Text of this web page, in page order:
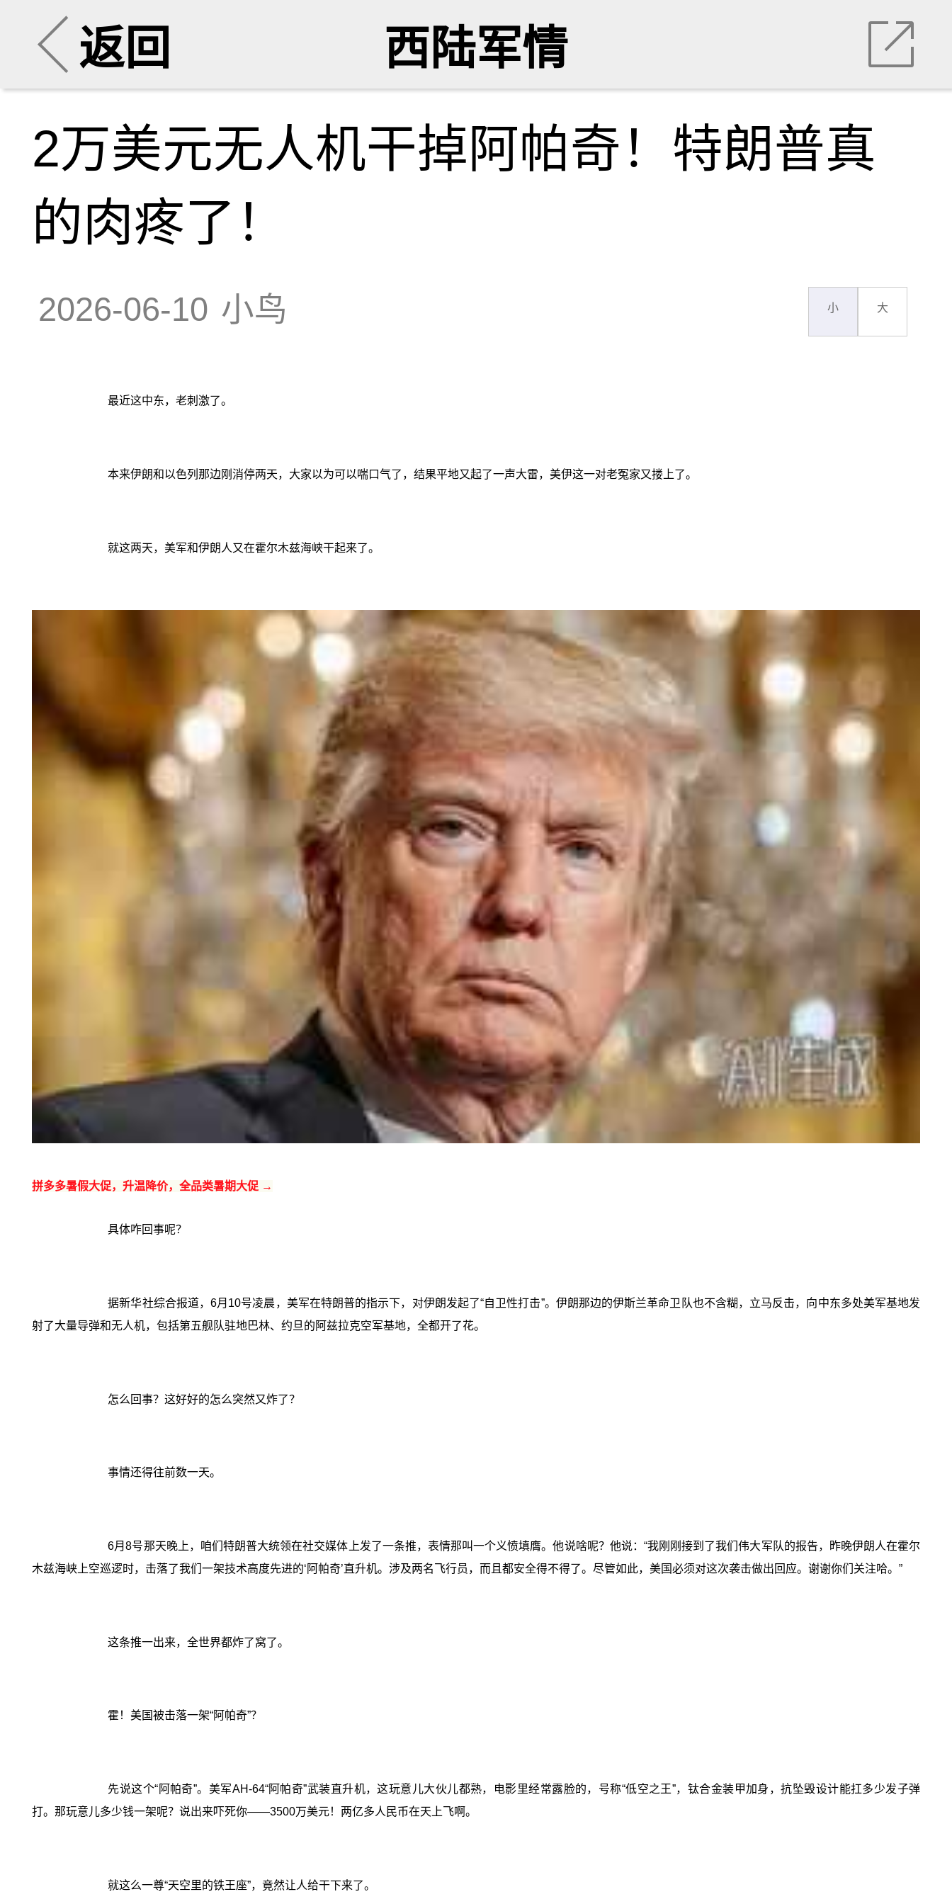
返回 西陆军情
2万美元无人机干掉阿帕奇！特朗普真
的肉疼了！
2026-06-10 小鸟 小 大
最近这中东，老刺激了。
本来伊朗和以色列那边刚消停两天，大家以为可以喘口气了，结果平地又起了一声大雷，美伊这一对老冤家又搂上了。
就这两天，美军和伊朗人又在霍尔木兹海峡干起来了。
拼多多暑假大促，升温降价，全品类暑期大促 →
具体咋回事呢？
据新华社综合报道，6月10号凌晨，美军在特朗普的指示下，对伊朗发起了“自卫性打击”。伊朗那边的伊斯兰革命卫队也不含糊，立马反击，向中东多处美军基地发
射了大量导弹和无人机，包括第五舰队驻地巴林、约旦的阿兹拉克空军基地，全都开了花。
怎么回事？这好好的怎么突然又炸了？
事情还得往前数一天。
6月8号那天晚上，咱们特朗普大统领在社交媒体上发了一条推，表情那叫一个义愤填膺。他说啥呢？他说：“我刚刚接到了我们伟大军队的报告，昨晚伊朗人在霍尔
木兹海峡上空巡逻时，击落了我们一架技术高度先进的‘阿帕奇’直升机。涉及两名飞行员，而且都安全得不得了。尽管如此，美国必须对这次袭击做出回应。谢谢你们关注哈。”
这条推一出来，全世界都炸了窝了。
霍！美国被击落一架“阿帕奇”？
先说这个“阿帕奇”。美军AH-64“阿帕奇”武装直升机，这玩意儿大伙儿都熟，电影里经常露脸的，号称“低空之王”，钛合金装甲加身，抗坠毁设计能扛多少发子弹
打。那玩意儿多少钱一架呢？说出来吓死你——3500万美元！两亿多人民币在天上飞啊。
就这么一尊“天空里的铁王座”，竟然让人给干下来了。